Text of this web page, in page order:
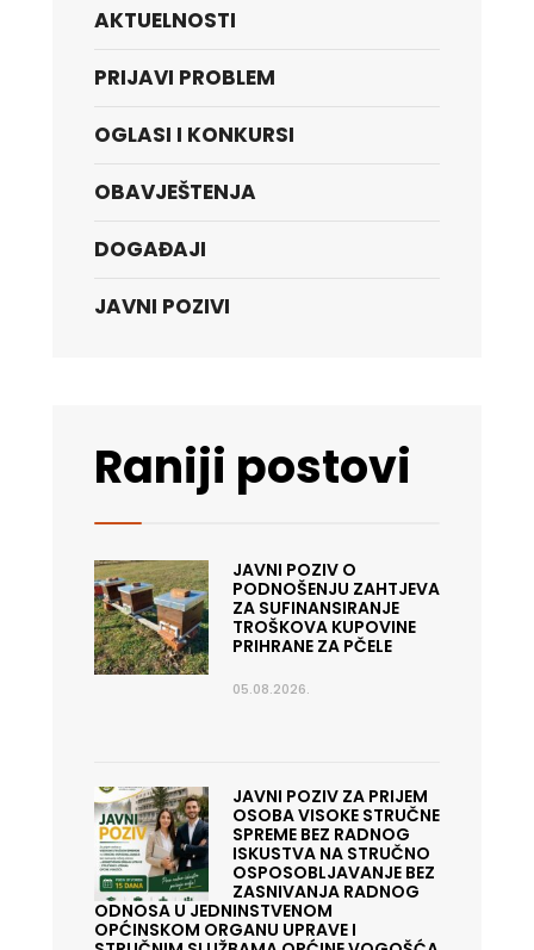
AKTUELNOSTI
PRIJAVI PROBLEM
OGLASI I KONKURSI
OBAVJEŠTENJA
DOGAĐAJI
JAVNI POZIVI
Raniji postovi
JAVNI POZIV O
PODNOŠENJU ZAHTJEVA
ZA SUFINANSIRANJE
TROŠKOVA KUPOVINE
PRIHRANE ZA PČELE
05.08.2026.
JAVNI POZIV ZA PRIJEM
OSOBA VISOKE STRUČNE
SPREME BEZ RADNOG
ISKUSTVA NA STRUČNO
OSPOSOBLJAVANJE BEZ
ZASNIVANJA RADNOG
ODNOSA U JEDNINSTVENOM
OPĆINSKOM ORGANU UPRAVE I